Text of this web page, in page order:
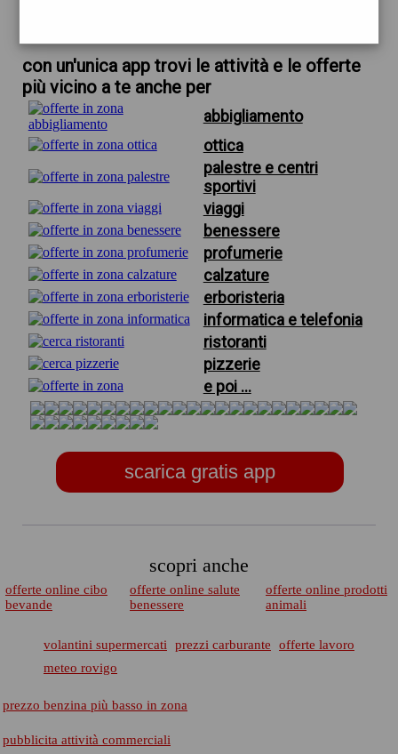
con un'unica app trovi le attività e le offerte
più vicino a te anche per
abbigliamento
ottica
palestre e centri
sportivi
viaggi
benessere
profumerie
calzature
erboristeria
informatica e telefonia
ristoranti
pizzerie
e poi ...
scarica gratis app
scopri anche
offerte online cibo
bevande
offerte online salute
benessere
offerte online prodotti
animali
volantini supermercati prezzi carburante
offerte lavoro
meteo rovigo
prezzo benzina più basso in zona
pubblicita attività commerciali